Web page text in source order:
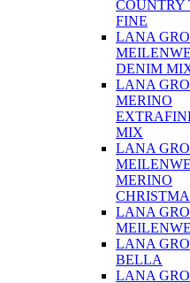
COUNTRY
FINE
LANA
DENIM
LANA
MERINO
MIX
LANA
MERINO
LANA
LANA
BELLA
LANA